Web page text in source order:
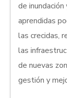
de
aprendidas
las crecidas,
las
de nuevas
gestión y